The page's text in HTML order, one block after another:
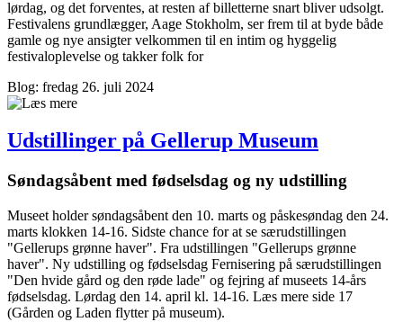
lørdag, og det forventes, at resten af billetterne snart bliver udsolgt.
Festivalens grundlægger, Aage Stokholm, ser frem til at byde både
gamle og nye ansigter velkommen til en intim og hyggelig
festivaloplevelse og takker folk for
Blog: fredag 26. juli 2024
Udstillinger på ­Gellerup Museum
Søndagsåbent med fødselsdag og ny udstilling
Museet holder søndagsåbent den 10. marts og påskesøndag den 24.
marts klokken 14-16. Sidste chance for at se særudstillingen
"Gellerups grønne haver". Fra udstillingen "Gellerups grønne
haver". Ny udstilling og fødselsdag Fernisering på særudstillingen
"Den hvide gård og den røde lade" og fejring af museets 14-års
fødselsdag. Lørdag den 14. april kl. 14-16. Læs mere side 17
(Gården og Laden flytter på museum).